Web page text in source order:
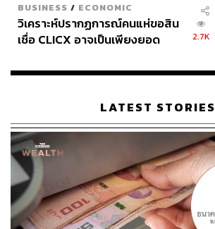
BUSINESS / ECONOMIC
วิเคราะห์ปรากฏการณ์คนแห่ขอสิน
เชื่อ CLICX อาจเป็นเพียงยอด
เรือนไทยที่ถูกซุกไว้
2.7K
LATEST STORIES